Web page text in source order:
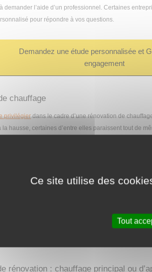
Ce site utilise des
Tout
demander l’aide d’un professionnel. Certaines
pour répondre à vos questions.
Demandez une étude personnalisée et
engagement
chauffage
privilégierdans le cadre d’une rénovation de
hausse, certaines d’entre elles paraissent tout de
énergies fossiles, dont le prix varie en fonction de
bois est souvent présenté comme une énergie verte,
en bois a été sous tension ce qui a
a également tendance à augmenter, les
nombreuses, ce qui en fait une énergie de plus en
installer des panneaux solaires photovoltaïques
renouvelable. Ainsi, en consommant l’électricité que
limitez votre impact sur l’environnement.
rénovation : chauffage principal ou